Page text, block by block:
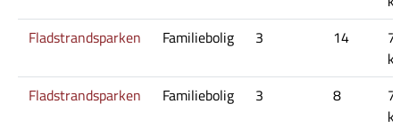
Fladstrandsparken
Familiebolig 3 14
Fladstrandsparken
Familiebolig 3 8